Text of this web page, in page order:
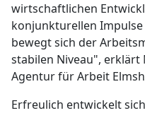
wirtschaftlichen
konjunkturellen
bewegt sich der
stabilen Niveau", erklärt
Agentur für Arbeit
Erfreulich entwickelt